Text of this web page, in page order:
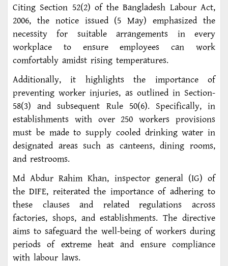
Citing Section 52(2) of the Bangladesh Labour Act,
2006, the notice issued (5 May) emphasized the
necessity for suitable arrangements in every
workplace to ensure employees can work
comfortably amidst rising temperatures.
Additionally, it highlights the importance of
preventing worker injuries, as outlined in Section-
58(3) and subsequent Rule 50(6). Specifically, in
establishments with over 250 workers provisions
must be made to supply cooled drinking water in
designated areas such as canteens, dining rooms,
and restrooms.
Md Abdur Rahim Khan, inspector general (IG) of
the DIFE, reiterated the importance of adhering to
these clauses and related regulations across
factories, shops, and establishments. The directive
aims to safeguard the well-being of workers during
periods of extreme heat and ensure compliance
with labour laws.